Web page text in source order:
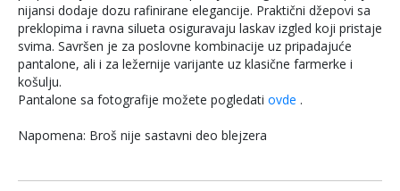
nijansi dodaje dozu rafinirane elegancije. Praktični džepovi sa
preklopima i ravna silueta osiguravaju laskav izgled koji pristaje
svima. Savršen je za poslovne kombinacije uz pripadajuće
pantalone, ali i za ležernije varijante uz klasične farmerke i
košulju.
Pantalone sa fotografije možete pogledati ovde .
Napomena: Broš nije sastavni deo blejzera